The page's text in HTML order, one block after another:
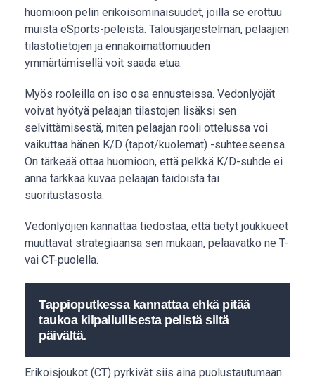
huomioon pelin erikoisominaisuudet, joilla se erottuu
muista eSports-peleistä. Talousjärjestelmän, pelaajien
tilastotietojen ja ennakoimattomuuden
ymmärtämisellä voit saada etua.
Myös rooleilla on iso osa ennusteissa. Vedonlyöjät
voivat hyötyä pelaajan tilastojen lisäksi sen
selvittämisestä, miten pelaajan rooli ottelussa voi
vaikuttaa hänen K/D (tapot/kuolemat) -suhteeseensa.
On tärkeää ottaa huomioon, että pelkkä K/D-suhde ei
anna tarkkaa kuvaa pelaajan taidoista tai
suoritustasosta.
Vedonlyöjien kannattaa tiedostaa, että tietyt joukkueet
muuttavat strategiaansa sen mukaan, pelaavatko ne T-
vai CT-puolella.
Tappioputkessa kannattaa ehkä pitää
taukoa kilpailullisesta pelistä siltä
päivältä.
Erikoisjoukot (CT) pyrkivät siis aina puolustautumaan